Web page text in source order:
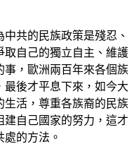
共的民族政策是殘忍、
取自己的獨立自主、維護
，歐洲兩百年來各個族
後才平息下來，如今大
生活，尊重各族裔的民族
自己國家的努力，這才
的方法。